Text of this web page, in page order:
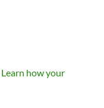
Learn how your